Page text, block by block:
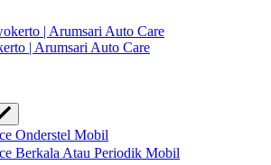
| Arumsari Auto Care
Onderstel Mobil
Berkala Atau Periodik Mobil